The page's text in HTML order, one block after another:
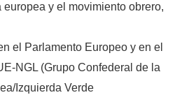
y el movimiento obrero,
el Parlamento Europeo y en el
NGL (Grupo Confederal de la
Izquierda Verde